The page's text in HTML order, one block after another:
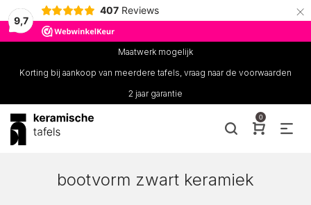
9,7
407 Reviews ×
Maatwerk mogelijk
Korting bij aankoop van meerdere tafels, vraag naar de voorwaarden
2 jaar garantie
0
bootvorm zwart keramiek